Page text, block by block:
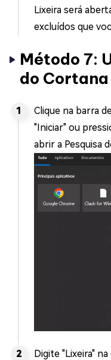
Lixeira será
excluídos que
Método 7:
do Cortana
Clique na barra
"Iniciar" ou
abrir a Pesquisa
Digite "Lixeira"